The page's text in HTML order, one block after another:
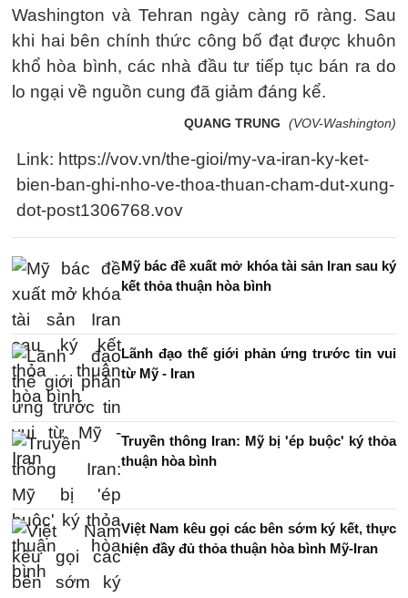
Washington và Tehran ngày càng rõ ràng. Sau
khi hai bên chính thức công bố đạt được khuôn
khổ hòa bình, các nhà đầu tư tiếp tục bán ra do
lo ngại về nguồn cung đã giảm đáng kể.
QUANG TRUNG (VOV-Washington)
Link: https://vov.vn/the-gioi/my-va-iran-ky-ket-
bien-ban-ghi-nho-ve-thoa-thuan-cham-dut-xung-
dot-post1306768.vov
Mỹ bác đề xuất mở khóa tài sản Iran sau ký
kết thỏa thuận hòa bình
Lãnh đạo thế giới phản ứng trước tin vui
từ Mỹ - Iran
Truyền thông Iran: Mỹ bị 'ép buộc' ký thỏa
thuận hòa bình
Việt Nam kêu gọi các bên sớm ký kết, thực
hiện đầy đủ thỏa thuận hòa bình Mỹ-Iran